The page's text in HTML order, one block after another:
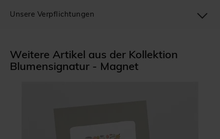
Weitere Artikel aus der Kollektion
Blumensignatur - Magnet
Unsere Verpflichtungen